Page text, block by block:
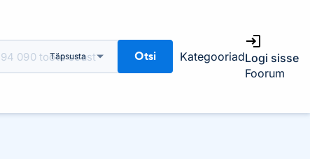
Täpsusta Otsi KategooriadLogi sisse
Foorum